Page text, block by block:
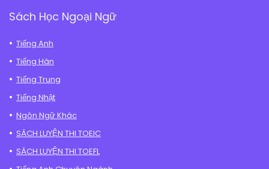
Sách Học Ngoại Ngữ
Tiếng Anh
Tiếng Hàn
Tiếng Trung
Tiếng Nhật
Ngôn Ngữ Khác
SÁCH LUYỆN THI TOEIC
SÁCH LUYỆN THI TOEFL